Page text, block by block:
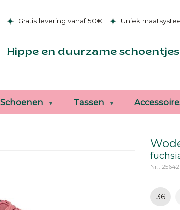
Gratis levering vanaf 50€ Uniek
Hippe en duurzame
Schoenen Tassen
Nr.: 25642
36